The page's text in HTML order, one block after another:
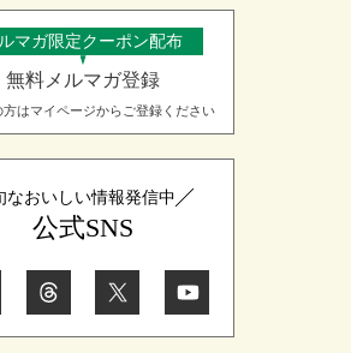
マガ限定クーポン配布
無料メルマガ登録
方はマイページからご登録ください
なおいしい情報発信中
公式SNS